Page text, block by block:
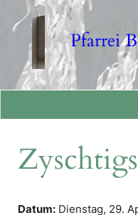
content
Pfarrei
Datum: Dienstag, 29.